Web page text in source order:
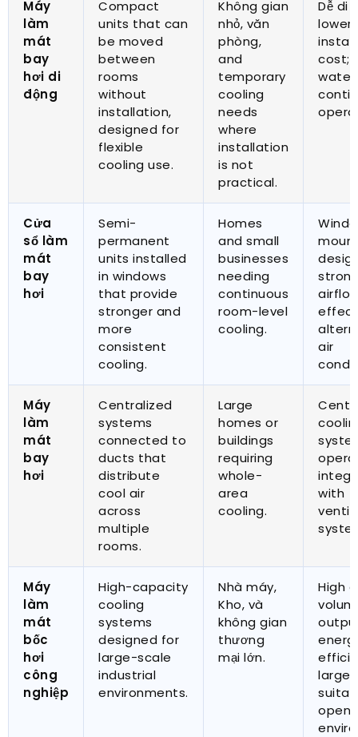
Máy
làm
mát
bay
hơi di
động
Compact
units that can
be moved
between
rooms
without
installation,
designed for
flexible
cooling use.
Không gian
nhỏ, văn
phòng,
and
temporary
cooling
needs
where
installation
is not
practical.
Dễ di
lower
cost;
water
Cửa
sổ làm
mát
bay
hơi
Semi-
permanent
units installed
in windows
that provide
stronger and
more
consistent
cooling.
Homes
and small
businesses
needing
continuous
room-level
cooling.
air
Máy
làm
mát
bay
hơi
Centralized
systems
connected to
ducts that
distribute
cool air
across
multiple
rooms.
Large
homes or
buildings
requiring
whole-
area
cooling.
with
Máy
làm
mát
bốc
hơi
công
nghiệp
High-capacity
cooling
systems
designed for
large-scale
industrial
environments.
Nhà máy,
Kho, và
không gian
thương
mại lớn.
High
large
open